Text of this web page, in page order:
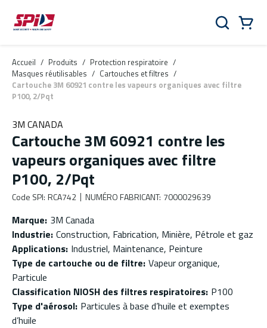
Aller au contenu principal
Skip to menu
Skip to footer
Rechercher
Accueil / Produits / Protection respiratoire /
Masques réutilisables / Cartouches et filtres /
Cartouche 3M 60921 contre les vapeurs organiques avec filtre
P100, 2/Pqt
3M CANADA
Cartouche 3M 60921 contre les
vapeurs organiques avec filtre
P100, 2/Pqt
Code SPI: RCA742 NUMÉRO FABRICANT: 7000029639
Marque: 3M Canada
Industrie: Construction, Fabrication, Minière, Pétrole et gaz
Applications: Industriel, Maintenance, Peinture
Type de cartouche ou de filtre: Vapeur organique,
Particule
Classification NIOSH des filtres respiratoires: P100
Type d'aérosol: Particules à base d’huile et exemptes
d’huile